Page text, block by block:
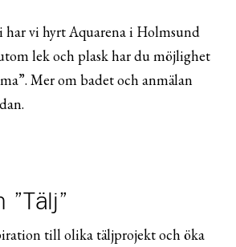
har vi hyrt Aquarena i Holmsund
lek och plask har du möjlighet
Mer om badet och anmälan
”Tälj”
till olika täljprojekt och öka